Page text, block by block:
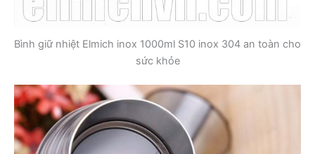
Bình giữ nhiệt Elmich inox 1000ml S10 inox 304 an toàn cho
sức khỏe